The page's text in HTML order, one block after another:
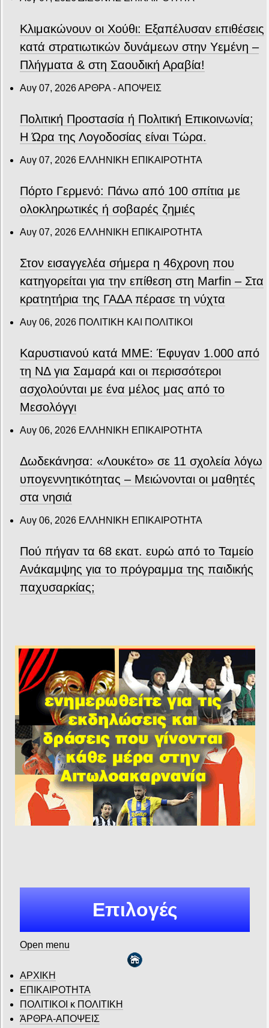
Κλιμακώνουν οι Χούθι: Eξαπέλυσαν επιθέσεις
κατά στρατιωτικών δυνάμεων στην Υεμένη –
Πλήγματα & στη Σαουδική Αραβία!
Αυγ 07, 2026ΑΡΘΡΑ - ΑΠΟΨΕΙΣ
Πολιτική Προστασία ή Πολιτική Επικοινωνία;
Η Ώρα της Λογοδοσίας είναι Τώρα.
Αυγ 07, 2026 ΕΛΛΗΝΙΚΗ ΕΠΙΚΑΙΡΟΤΗΤΑ
Πόρτο Γερμενό: Πάνω από 100 σπίτια με
ολοκληρωτικές ή σοβαρές ζημιές
Αυγ 07, 2026 ΕΛΛΗΝΙΚΗ ΕΠΙΚΑΙΡΟΤΗΤΑ
Στον εισαγγελέα σήμερα η 46χρονη που
κατηγορείται για την επίθεση στη Marfin – Στα
κρατητήρια της ΓΑΔΑ πέρασε τη νύχτα
Αυγ 06, 2026 ΠΟΛΙΤΙΚΗ ΚΑΙ ΠΟΛΙΤΙΚΟΙ
Καρυστιανού κατά ΜΜΕ: Έφυγαν 1.000 από
τη ΝΔ για Σαμαρά και οι περισσότεροι
ασχολούνται με ένα μέλος μας από το
Μεσολόγγι
Αυγ 06, 2026 ΕΛΛΗΝΙΚΗ ΕΠΙΚΑΙΡΟΤΗΤΑ
Δωδεκάνησα: «Λουκέτο» σε 11 σχολεία λόγω
υπογεννητικότητας – Μειώνονται οι μαθητές
στα νησιά
Αυγ 06, 2026 ΕΛΛΗΝΙΚΗ ΕΠΙΚΑΙΡΟΤΗΤΑ
Πού πήγαν τα 68 εκατ. ευρώ από το Ταμείο
Ανάκαμψης για το πρόγραμμα της παιδικής
παχυσαρκίας;
Επιλογές
Open menu
ΑΡΧΙΚΗ
ΕΠΙΚΑΙΡΟΤΗΤΑ
ΠΟΛΙΤΙΚΟΙ κ ΠΟΛΙΤΙΚΗ
ΆΡΘΡΑ-ΑΠΟΨΕΙΣ